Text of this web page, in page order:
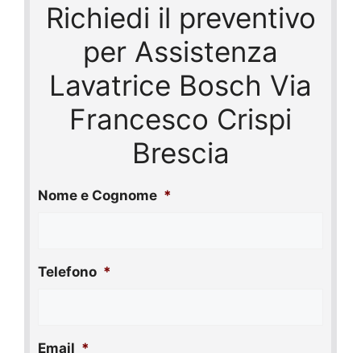
Richiedi il preventivo
per Assistenza
Lavatrice Bosch Via
Francesco Crispi
Brescia
Nome e Cognome *
Telefono *
Email *